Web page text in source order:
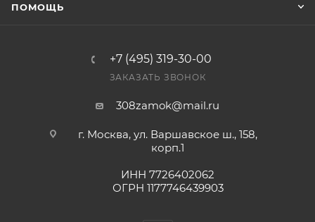
ПОМОЩЬ
+7 (495) 319-30-00
ЗАКАЗАТЬ ЗВОНОК
308zamok@mail.ru
г. Москва, ул. Варшавское ш., 158,
корп.1
ИНН 7726402062
ОГРН 1177746439903